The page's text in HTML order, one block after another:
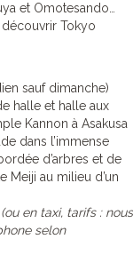
et Omotesando…
Tokyo
sauf dimanche)
halle et halle aux
Kannon à Asakusa
dans l’immense
d’arbres et de
Meiji au milieu d’un
en taxi, tarifs : nous
selon